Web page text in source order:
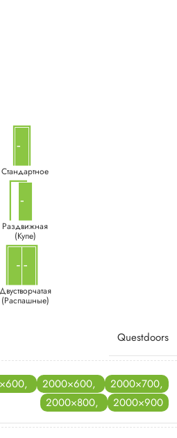
Стандартное
Раздвижная
(Купе)
Двустворчатая
(Распашные)
Questdoors
, 2000×600, 2000×700,
2000×800, 2000×900